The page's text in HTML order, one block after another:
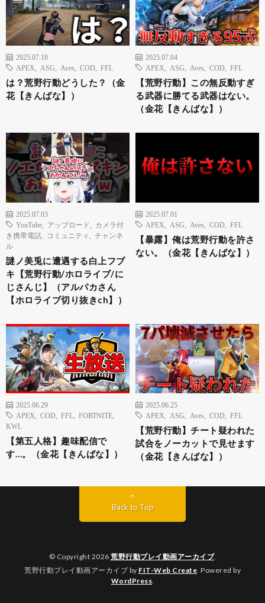
2025.07.18
APEX
ASG Aves COD FFL
は？荒野行動どうした？（金
花【きんばな】）
2025.07.04
APEX
ASG Aves COD FFL
【荒野行動】この無反動すぎ
る武器に勝てる武器はない。
（金花【きんばな】）
2025.07.03
YouTube
アップロード
カメラ付
き携帯電話
コミュニティ
チャンネ
ル
謎ノ美兎に遭遇する白上フブ
キ【荒野行動/ホロライブ/に
じさんじ】（アルパカさん
【ホロライブ切り抜きch】）
2025.07.01
APEX
ASG Aves COD FFL
【暴露】俺は荒野行動を許さ
ない。（金花【きんばな】）
2025.06.29
APEX
COD FFL FORTNITE
KWL
【第五人格】趣味配信で
す…。（金花【きんばな】）
2025.06.25
APEX
ASG Aves COD FFL
【荒野行動】チート疑われた
試合をノーカットで見せます
（金花【きんばな】）
Back to Top
© Copyright 2026 荒野行動プレイ動画アーカイブ.
荒野行動プレイ動画アーカイブ by FIT-Web Create. Powered by
WordPress.